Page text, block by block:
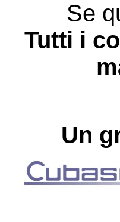
Se
Tutti i
Un